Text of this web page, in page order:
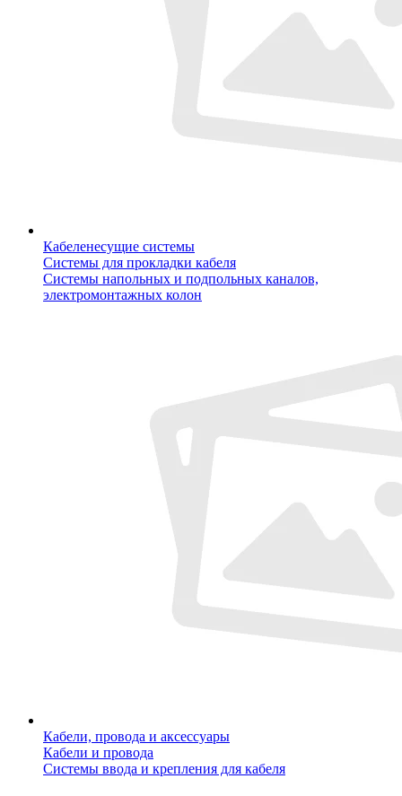
Кабеленесущие системы
Системы для прокладки кабеля
Системы напольных и подпольных каналов,
электромонтажных колон
Кабели, провода и аксессуары
Кабели и провода
Системы ввода и крепления для кабеля